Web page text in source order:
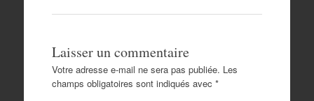
Laisser un commentaire
Votre adresse e-mail ne sera pas publiée. Les
champs obligatoires sont indiqués avec *